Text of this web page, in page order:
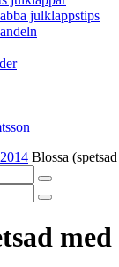
julklappstips
Blossa